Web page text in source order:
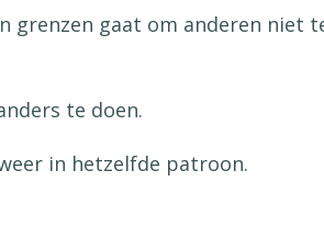
grenzen gaat om anderen niet
te doen.
in hetzelfde patroon.